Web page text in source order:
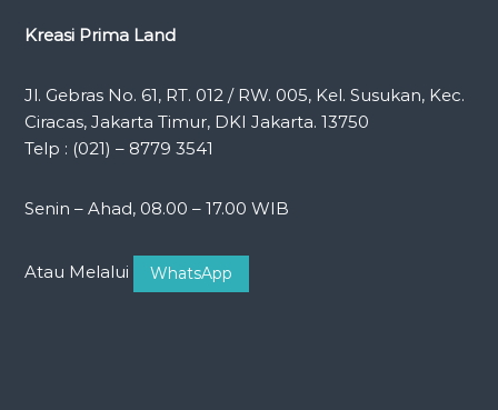
Kreasi Prima Land
Jl. Gebras No. 61, RT. 012 / RW. 005, Kel. Susukan, Kec.
Ciracas, Jakarta Timur, DKI Jakarta. 13750
Telp : (021) – 8779 3541
Senin – Ahad, 08.00 – 17.00 WIB
Atau Melalui WhatsApp